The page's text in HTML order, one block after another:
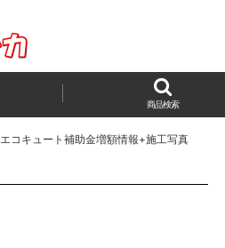
商品検索
エコキュート補助金増額情報+施工写真